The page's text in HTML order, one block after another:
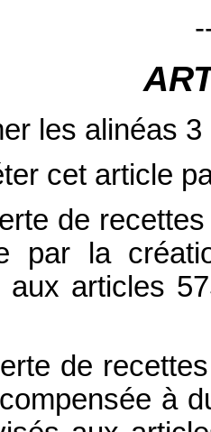
les alinéas 3
cet article
de
par la
aux articles
de
à